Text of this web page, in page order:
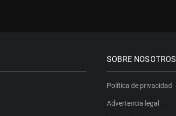
SOBRE NOSOTROS
Política de privacidad
Advertencia legal